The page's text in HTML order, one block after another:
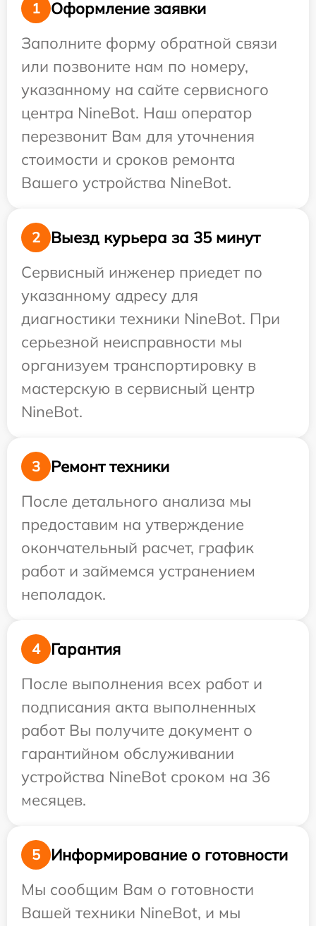
1
Оформление заявки
Заполните форму обратной связи
или позвоните нам по номеру,
указанному на сайте сервисного
центра NineBot. Наш оператор
перезвонит Вам для уточнения
стоимости и сроков ремонта
Вашего устройства NineBot.
2
Выезд курьера за 35 минут
Сервисный инженер приедет по
указанному адресу для
диагностики техники NineBot. При
серьезной неисправности мы
организуем транспортировку в
мастерскую в сервисный центр
NineBot.
3
Ремонт техники
После детального анализа мы
предоставим на утверждение
окончательный расчет, график
работ и займемся устранением
неполадок.
4
Гарантия
После выполнения всех работ и
подписания акта выполненных
работ Вы получите документ о
гарантийном обслуживании
устройства NineBot сроком на 36
месяцев.
5
Информирование о готовности
Мы сообщим Вам о готовности
Вашей техники NineBot, и мы